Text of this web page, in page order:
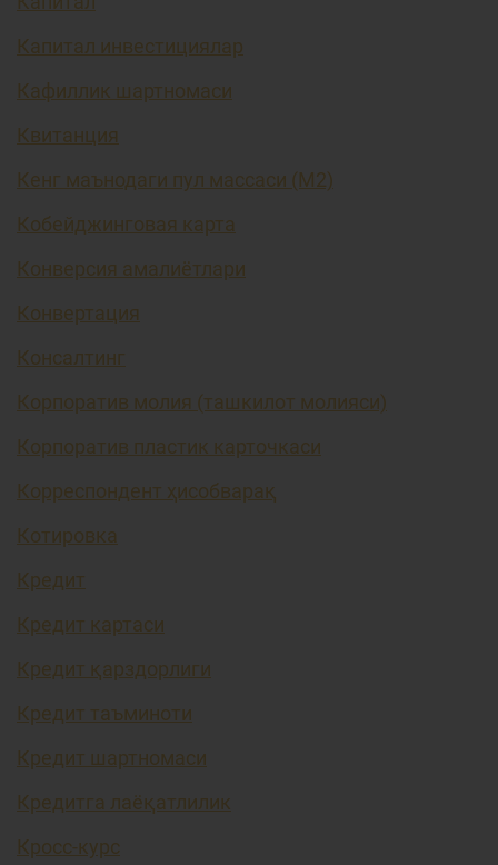
Капитал инвестициялар
Кафиллик шартномаси
Квитанция
Кенг маънодаги пул массаси (М2)
Кобейджинговая карта
Конверсия амалиётлари
Конвертация
Консалтинг
Корпоратив молия (ташкилот молияси)
Корпоратив пластик карточкаси
Корреспондент ҳисобварақ
Котировка
Кредит
Кредит картаси
Кредит қарздорлиги
Кредит таъминоти
Кредит шартномаси
Кредитга лаёқатлилик
Кросс-курс